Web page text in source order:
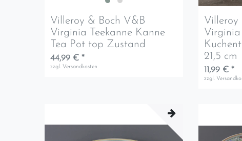
Villeroy & Boch V&B
Virginia Teekanne Kanne
Tea Pot top Zustand
44,99 € *
zzgl. Versandkosten
Villeroy
Virginia
21,5 cm
11,99 € *
zzgl.